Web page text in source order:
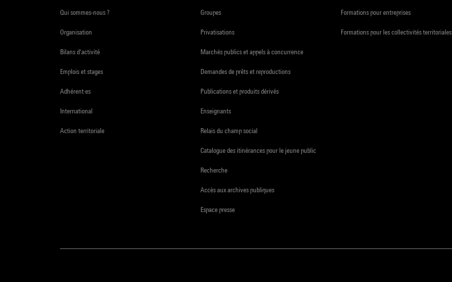
Qui sommes-nous ?
Organisation
Bilans d'activité
Emplois et stages
Adhérent·es
International
Action territoriale
Groupes
Privatisations
Marchés publics et appels à concurrence
Demandes de prêts et reproductions
Publications et produits dérivés
Enseignants
Relais du champ social
Catalogue des itinérances pour le jeune public
Recherche
Accès aux archives publiques
Espace presse
Formations pour entreprises
Formations pour les collectivités territoriales